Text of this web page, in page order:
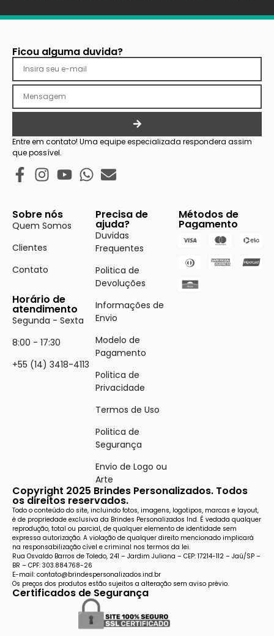
Ficou alguma duvida?
Entre em contato! Uma equipe especializada respondera assim
que possível.
Sobre nós
Quem Somos
Clientes
Contato
Horário de
atendimento
Segunda - Sexta
8:00 - 17:30
+55 (14) 3418-4113
Precisa de
ajuda?
Duvidas
Frequentes
Politica de
Devoluções
Informações de
Envio
Modelo de
Pagamento
Politica de
Privacidade
Termos de Uso
Politica de
Segurança
Envio de Logo ou
Arte
Métodos de
Pagamento
Copyright 2025 Brindes Personalizados. Todos
os direitos reservados.
Todo o conteúdo do site, incluindo fotos, imagens, logotipos, marcas e layout,
é de propriedade exclusiva da Brindes Personalizados Ind. É vedada qualquer
reprodução, total ou parcial, de qualquer elemento de identidade sem
expressa autorização. A violação de qualquer direito mencionado implicará
na responsabilização cível e criminal nos termos da lei.
Rua Osvaldo Barros de Toledo, 241 – Jardim Juliana – CEP: 17214-112 – Jaú/SP –
BR – CPF: 303.884.768-26
E-mail: contato@brindespersonalizados.ind.br
Os preços dos produtos estão sujeitos a alteração sem aviso prévio.
Certificados de Segurança